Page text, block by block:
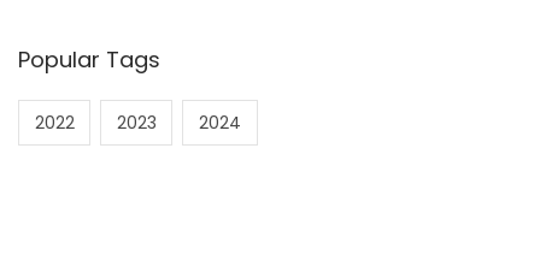
Popular Tags
2022 2023 2024